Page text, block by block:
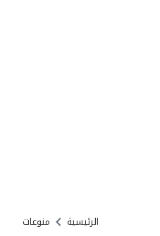
الرئيسية منوعات